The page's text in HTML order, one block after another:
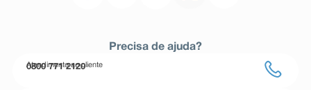
Precisa de ajuda?
Atendimento ao cliente
0800 771 2120